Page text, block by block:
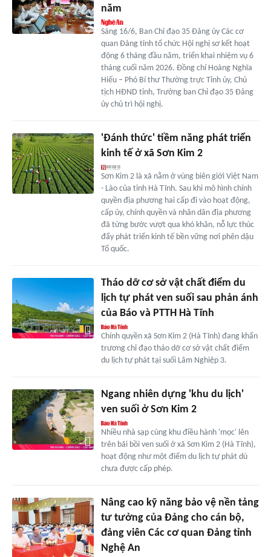
năm
Sáng 16/6, Ban Chỉ đạo 35 Đảng ủy Các cơ
quan Đảng tỉnh tổ chức Hội nghị sơ kết hoạt
động 6 tháng đầu năm, triển khai nhiệm vụ 6
tháng cuối năm 2026. Đồng chí Hoàng Nghĩa
Hiếu – Phó Bí thư Thường trực Tỉnh ủy, Chủ
tịch HĐND tỉnh, Trưởng ban Chỉ đạo 35 Đảng
ủy chủ trì hội nghị.
'Đánh thức' tiềm năng phát triển
kinh tế ở xã Sơn Kim 2
Sơn Kim 2 là xã nằm ở vùng biên giới Việt Nam
- Lào của tỉnh Hà Tĩnh. Sau khi mô hình chính
quyền địa phương hai cấp đi vào hoạt động,
cấp ủy, chính quyền và nhân dân địa phương
đã từng bước vượt qua khó khăn, nỗ lực thúc
đẩy phát triển kinh tế bền vững nơi phên dậu
Tổ quốc.
Tháo dỡ cơ sở vật chất điểm du
lịch tự phát ven suối sau phản ánh
của Báo và PTTH Hà Tĩnh
Chính quyền xã Sơn Kim 2 (Hà Tĩnh) đang khẩn
trương chỉ đạo tháo dỡ cơ sở vật chất điểm
du lịch tự phát tại suối Lâm Nghiệp 3.
Ngang nhiên dựng 'khu du lịch'
ven suối ở Sơn Kim 2
Nhiều nhà sạp cùng khu điều hành 'mọc' lên
trên bãi bồi ven suối ở xã Sơn Kim 2 (Hà Tĩnh),
hoạt động như một điểm du lịch tự phát dù
chưa được cấp phép.
Nâng cao kỹ năng bảo vệ nền tảng
tư tưởng của Đảng cho cán bộ,
đảng viên Các cơ quan Đảng tỉnh
Nghệ An